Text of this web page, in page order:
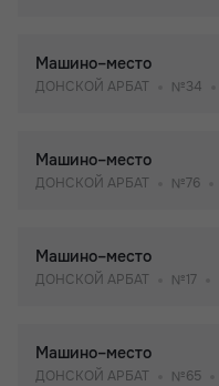
Машино–место
ДОНСКОЙ АРБАТ №34
Машино–место
ДОНСКОЙ АРБАТ №76
Машино–место
ДОНСКОЙ АРБАТ №17
Машино–место
ДОНСКОЙ АРБАТ №65